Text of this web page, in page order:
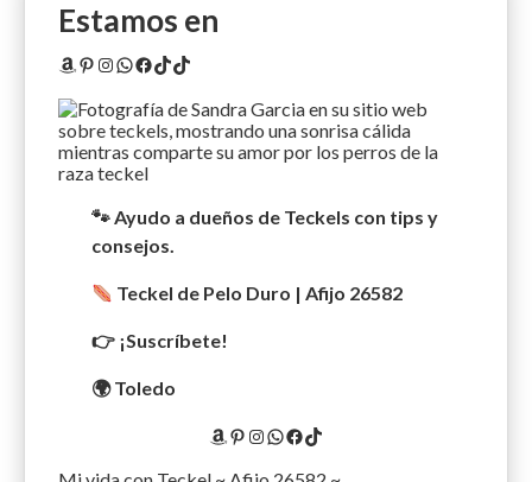
Estamos en
Amazon Pinterest Instagram WhatsApp Facebook TikTok TikTok
🐾 Ayudo a dueños de Teckels con tips y
consejos.
Teckel de Pelo Duro | Afijo 26582
👉 ¡Suscríbete!
🌍 Toledo
Amazon Pinterest Instagram WhatsApp Facebook TikTok